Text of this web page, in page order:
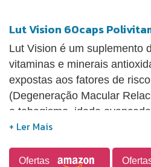
Lut Vision 60caps
Lut Vision é um suplemento
vitaminas e minerais
expostas aos fatores de
(Degeneração Macular
o tabagismo, idade
genética, obesidade,
Ofertas